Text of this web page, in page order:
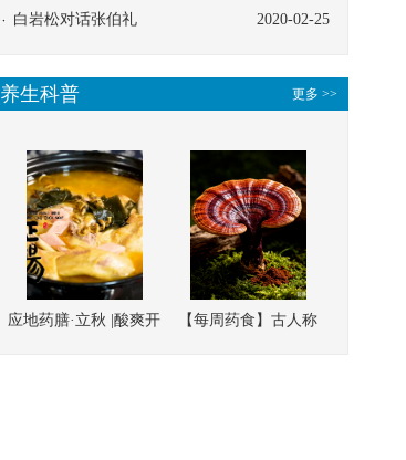
医救治的临床效果
2020-02-25
白岩松对话张伯礼
更多 >>
养生科普
应地药膳·立秋 |酸爽开
【每周药食】古人称